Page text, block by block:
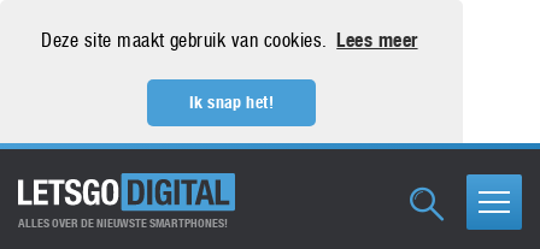
Deze site maakt gebruik van cookies. Lees meer
Ik snap het!
ALLES OVER DE NIEUWSTE SMARTPHONES!